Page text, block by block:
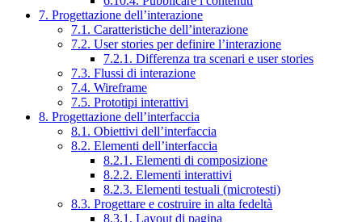
7. Progettazione dell’interazione
7.1. Caratteristiche dell’interazione
7.2. User stories per definire l’interazione
7.2.1. Differenza tra scenari e user stories
7.3. Flussi di interazione
7.4. Wireframe
7.5. Prototipi interattivi
8. Progettazione dell’interfaccia
8.1. Obiettivi dell’interfaccia
8.2. Elementi dell’interfaccia
8.2.1. Elementi di composizione
8.2.2. Elementi interattivi
8.2.3. Elementi testuali (microtesti)
8.3. Progettare e costruire in alta fedeltà
8.3.1. Layout di pagina